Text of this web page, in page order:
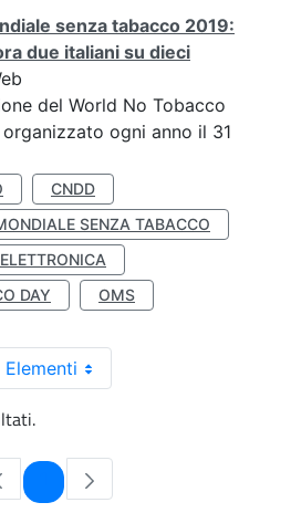
senza tabacco 2019:
due italiani su dieci
del World No Tobacco
ogni anno il 31
CNDD
SENZA TABACCO
DAY
OMS
Elementi
Pagina